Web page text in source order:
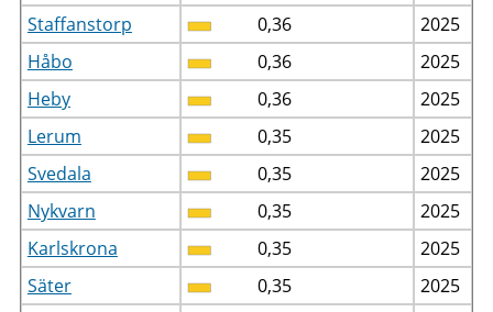
Staffanstorp
0,36
2025
Håbo
0,36
2025
Heby
0,36
2025
Lerum
0,35
2025
Svedala
0,35
2025
Nykvarn
0,35
2025
Karlskrona
0,35
2025
Säter
0,35
2025